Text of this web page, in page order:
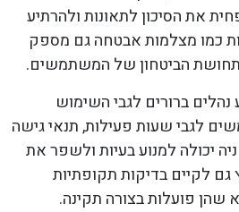
את הסיכון לתאונות ולהרתיע
כמו מצלמות אבטחה גם מספק
הביטחון של המשתמשים.
ברורים לגבי השימוש
לגבי שעות פעילות, תנאי גישה
יכולה למנוע בעיות ולשפר את
לקיים בדיקות תקופתיות
שהן פועלות בצורה תקינה.